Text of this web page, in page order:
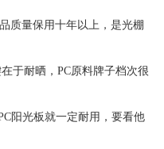
质量保用十年以上，是光棚
于耐晒，PC原料牌子档次很
阳光板就一定耐用，要看他